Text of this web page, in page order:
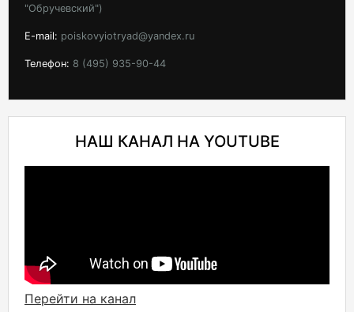
"Обручевский")
E-mail: poiskovyiotryad@yandex.ru
Телефон: 8 (495) 935-90-44
НАШ КАНАЛ НА YOUTUBE
Перейти на канал